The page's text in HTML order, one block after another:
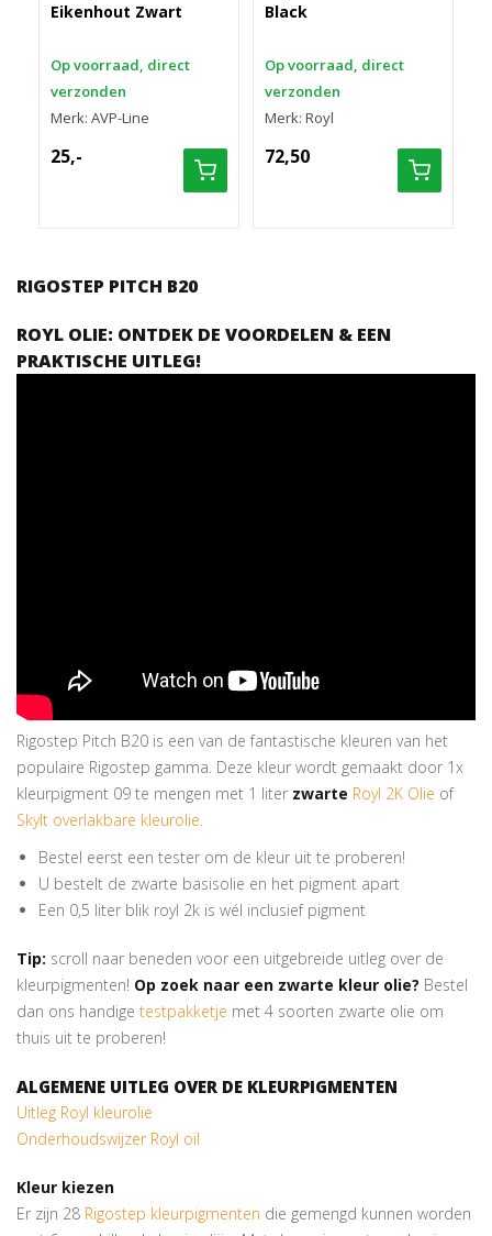
Eikenhout Zwart
Op voorraad, direct
verzonden
Merk: AVP-Line
25,-
Black
Op voorraad, direct
verzonden
Merk: Royl
72,50
RIGOSTEP PITCH B20
ROYL OLIE: ONTDEK DE VOORDELEN & EEN
PRAKTISCHE UITLEG!
Rigostep Pitch B20 is een van de fantastische kleuren van het
populaire Rigostep gamma. Deze kleur wordt gemaakt door 1x
kleurpigment 09 te mengen met 1 liter zwarte Royl 2K Olie of
Skylt overlakbare kleurolie.
Bestel eerst een tester om de kleur uit te proberen!
U bestelt de zwarte basisolie en het pigment apart
Een 0,5 liter blik royl 2k is wél inclusief pigment
Tip: scroll naar beneden voor een uitgebreide uitleg over de
kleurpigmenten! Op zoek naar een zwarte kleur olie? Bestel
dan ons handige testpakketje met 4 soorten zwarte olie om
thuis uit te proberen!
ALGEMENE UITLEG OVER DE KLEURPIGMENTEN
Uitleg Royl kleurolie
Onderhoudswijzer Royl oil
Kleur kiezen
Er zijn 28 Rigostep kleurpigmenten die gemengd kunnen worden